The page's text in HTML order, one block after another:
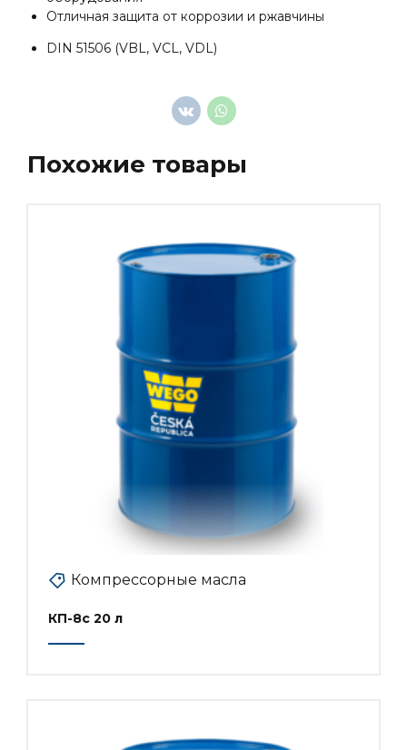
Отличная защита от коррозии и ржавчины
DIN 51506 (VBL, VCL, VDL)
Похожие товары
Компрессорные масла
КП-8с 20 л